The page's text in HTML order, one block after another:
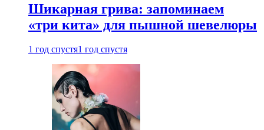
Шикарная грива: запоминаем
«три кита» для пышной шевелюры
1 год спустя1 год спустя